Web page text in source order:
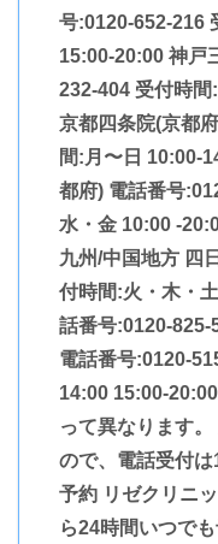
号:0120-652-216
15:00-20:00 神戸
232-404 受付時
京都四条院(京都
間:月〜日 10:00-
都府) 電話番号
水・金 10:00 -
九州/中国地方 四
付時間:火・木・
話番号:0120-825-
電話番号:0120-
14:00 15:00-
って異なります
ので、電話受付
予約 リゼクリニ
ら24時間いつで